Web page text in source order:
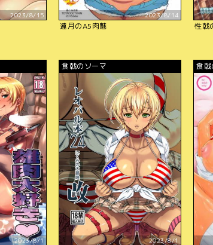
2023/8/15 2023/8/14
遠月のA5肉魅 性戟
2023/8/1
食戟のソーマ
2023/8/1
食戟